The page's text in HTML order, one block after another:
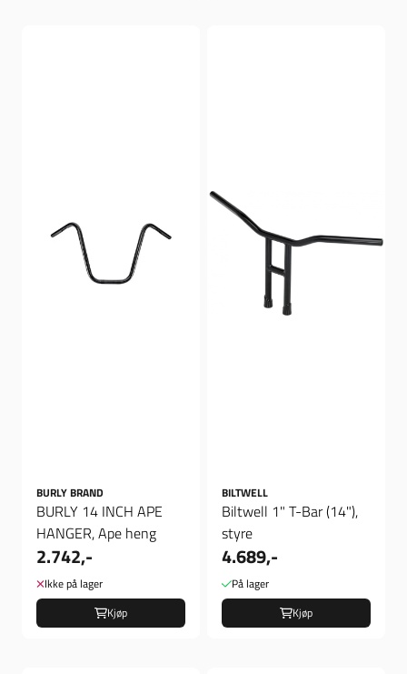
BURLY BRAND
BURLY 14 INCH APE
HANGER, Ape heng
2.742,-
Ikke på lager
Kjøp
BILTWELL
Biltwell 1" T-Bar (14"),
styre
4.689,-
På lager
Kjøp